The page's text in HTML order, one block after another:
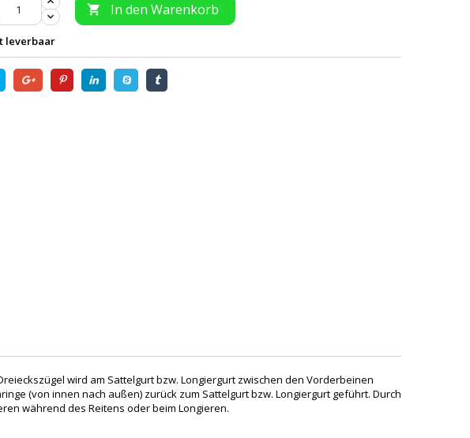
 In den Warenkorb
leverbaar
wird am Sattelgurt bzw. Longiergurt zwischen den Vorderbeinen
(von innen nach außen) zurück zum Sattelgurt bzw. Longiergurt geführt. Durch
während des Reitens oder beim Longieren.